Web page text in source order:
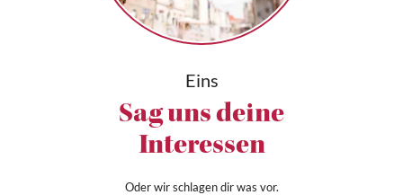
Eins
Sag uns deine
Interessen
Oder wir schlagen dir was vor.